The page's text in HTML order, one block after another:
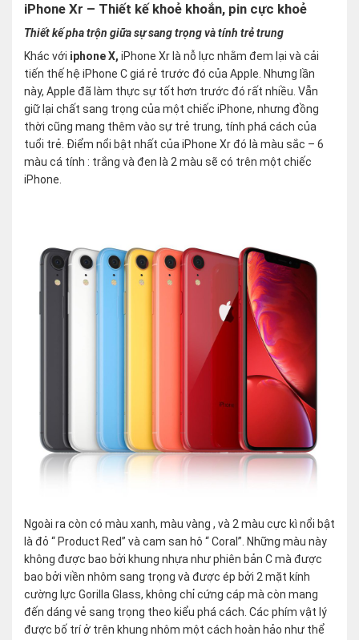
iPhone Xr – Thiết kế khoẻ khoắn, pin cực khoẻ
Thiết kế pha trộn giữa sự sang trọng và tính trẻ trung
Khác với iphone X, iPhone Xr là nỗ lực nhằm đem lại và cải
tiến thế hệ iPhone C giá rẻ trước đó của Apple. Nhưng lần
này, Apple đã làm thực sự tốt hơn trước đó rất nhiều. Vẫn
giữ lại chất sang trọng của một chiếc iPhone, nhưng đồng
thời cũng mang thêm vào sự trẻ trung, tính phá cách của
tuổi trẻ. Điểm nổi bật nhất của iPhone Xr đó là màu sắc – 6
màu cá tính : trắng và đen là 2 màu sẽ có trên một chiếc
iPhone.
Ngoài ra còn có màu xanh, màu vàng , và 2 màu cực kì nổi bật
là đỏ “ Product Red” và cam san hô “ Coral”. Những màu này
không được bao bởi khung nhựa như phiên bản C mà được
bao bởi viền nhôm sang trọng và được ép bởi 2 mặt kính
cường lực Gorilla Glass, không chỉ cứng cáp mà còn mang
đến dáng vẻ sang trọng theo kiểu phá cách. Các phím vật lý
được bố trí ở trên khung nhôm một cách hoàn hảo như thể